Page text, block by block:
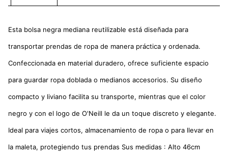
Esta bolsa negra mediana reutilizable está diseñada para
transportar prendas de ropa de manera práctica y ordenada.
Confeccionada en material duradero, ofrece suficiente espacio
para guardar ropa doblada o medianos accesorios. Su diseño
compacto y liviano facilita su transporte, mientras que el color
negro y con el logo de O'Neill le da un toque discreto y elegante.
Ideal para viajes cortos, almacenamiento de ropa o para llevar en
la maleta, protegiendo tus prendas Sus medidas : Alto 46cm